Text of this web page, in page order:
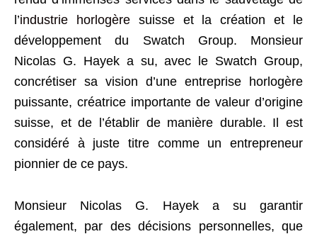
l’industrie horlogèresuisse et la création et le
développement du Swatch Group. Monsieur
Nicolas G. Hayek a su, avec le Swatch Group,
concrétiser sa vision d’une entreprise horlogère
puissante, créatrice importante de valeur d’origine
suisse, et de l’établir de manière durable. Il est
considéré à juste titre comme un entrepreneur
pionnier de ce pays.
Monsieur Nicolas G. Hayek a su garantir
également, par des décisions personnelles, que